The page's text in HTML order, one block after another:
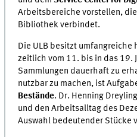
Arbeitsbereiche vorstellen,
Bibliothek verbindet.
Die ULB besitzt
zeitlich vom 11. bis in das 19.
Sammlungen dauerhaft zu
nutzbar zu machen, ist
Bestände. Dr. Henning
und den Arbeitsalltag des
Auswahl bedeutender Stücke